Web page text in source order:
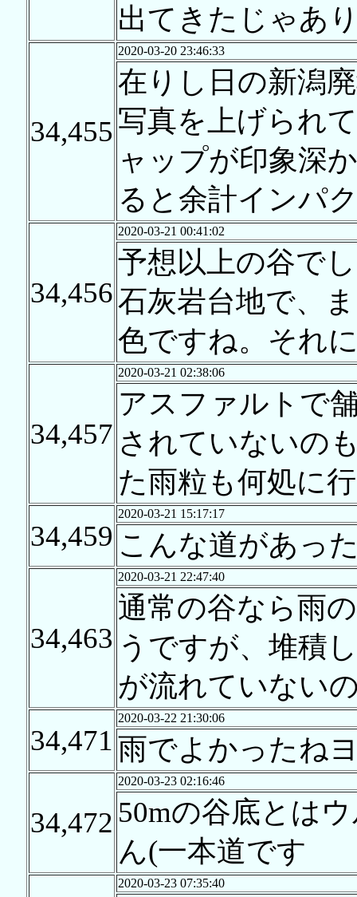
出てきたじゃあ
34,455
2020-03-20 23:46:33
在りし日の新潟
写真を上げられ
ャップが印象深
ると余計インパ
34,456
2020-03-21 00:41:02
予想以上の谷で
石灰岩台地で、
色ですね。それ
34,457
2020-03-21 02:38:06
アスファルトで
されていないの
た雨粒も何処に
34,459
2020-03-21 15:17:17
こんな道があっ
34,463
2020-03-21 22:47:40
通常の谷なら雨
うですが、堆積
が流れていない
34,471
2020-03-22 21:30:06
雨でよかったね
34,472
2020-03-23 02:16:46
50mの谷底とは
ん(一本道です
2020-03-23 07:35:40